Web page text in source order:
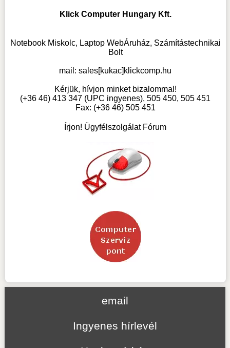
Klick Computer Hungary Kft.
Notebook Miskolc, Laptop WebÁruház, Számítástechnikai
Bolt
mail:sales[kukac]klickcomp.hu
Kérjük, hívjon minket bizalommal!
(+36 46) 413 347 (UPC ingyenes), 505 450, 505 451
Fax: (+36 46) 505 451
Írjon! Ügyfélszolgálat Fórum
email
Ingyenes hírlevél